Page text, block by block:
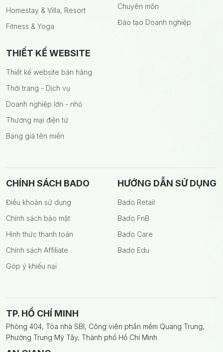
Homestay & Villa, Resort
Fitness & Yoga
Chuyên môn
Đào tạo Doanh nghiệp
THIẾT KẾ WEBSITE
Thiết kế website bán hàng
Thời trang - Dịch vụ
Doanh nghiệp lớn - nhỏ
Thương mại điện tử
Bảng giá tên miền
TP. HỒ CHÍ MINH
Phòng 404, Tòa nhà SBI, Công viên phần mềm Quang Trung,
Phường Trung Mỹ Tây, Thành phố Hồ Chí Minh
CHÍNH SÁCH BADO
Điều khoản sử dụng
Chính sách bảo mật
Hình thức thanh toán
Chính sách Affiliate
Góp ý khiếu nại
HƯỚNG DẪN SỬ DỤNG
Bado Retail
Bado FnB
Bado Care
Bado Edu